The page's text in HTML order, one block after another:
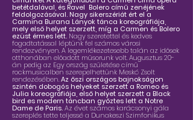
betétdalával, és Ravel Bolero című zenéjének
feldolgozásával. Nagy sikerszériát ért el a
Carmina Burana Lányok tánca koreográfiája,
mely első helyet szerzett, míg a Carmen és Bolero
ezüst érmes lett. Nagy szeretettel és kedves
fogadtatással léptünk fel számos városi
rendezvényen. A legemlékezetesebb talán az idősek
otthonában előadott műsorunk volt. Augusztus 20-
án pedig az Egy ország születése című
rockmusicalben szerepelhettünk Meskó Zsolt
rendezésében.Az őszi országos bajnokságon
szintén dobogós helyeket szerzett a Romeo és
Julia koreográfiája, első helyet szerzett a Black
bird es modern táncban győztes lett a Notre
Dame de Paris.Az évet számos karácsonyi gála
szereplés tette teljessé a Dunakeszi Szimfonikus